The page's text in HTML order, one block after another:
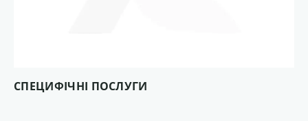
СПЕЦИФІЧНІ ПОСЛУГИ